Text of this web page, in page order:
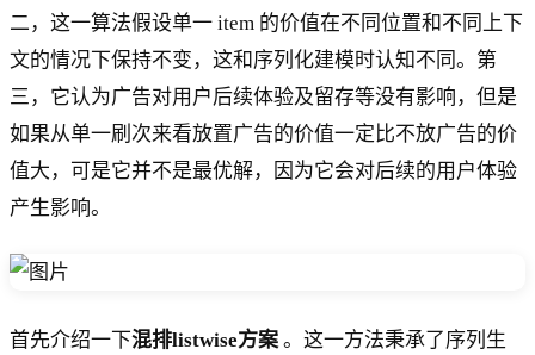
二，这一算法假设单一 item 的价值在不同位置和不同上下
文的情况下保持不变，这和序列化建模时认知不同。第
三，它认为广告对用户后续体验及留存等没有影响，但是
如果从单一刷次来看放置广告的价值一定比不放广告的价
值大，可是它并不是最优解，因为它会对后续的用户体验
产生影响。
首先介绍一下混排listwise方案。这一方法秉承了序列生